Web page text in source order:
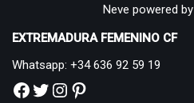
Neve powered by
EXTREMADURA FEMENINO CF
Whatsapp: +34 636 92 59 19